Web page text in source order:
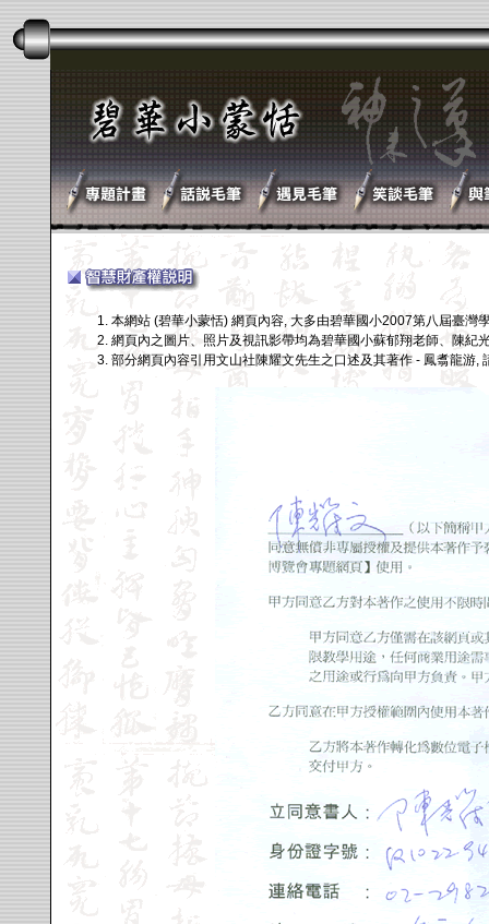
本網站 (碧華小蒙恬) 網頁內容, 大多由碧華國小2007第八屆臺灣
網頁內之圖片、照片及視訊影帶均為碧華國小蘇郁翔老師、陳紀
部分網頁內容引用文山社陳耀文先生之口述及其著作 - 鳳翥龍游,